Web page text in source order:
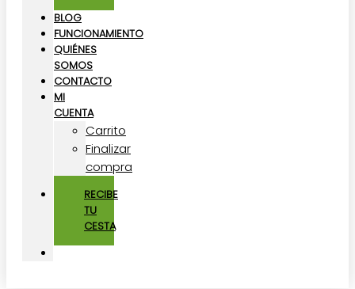
BLOG
FUNCIONAMIENTO
QUIÉNES
SOMOS
CONTACTO
MI
CUENTA
Carrito
Finalizar
compra
RECIBE
TU
CESTA